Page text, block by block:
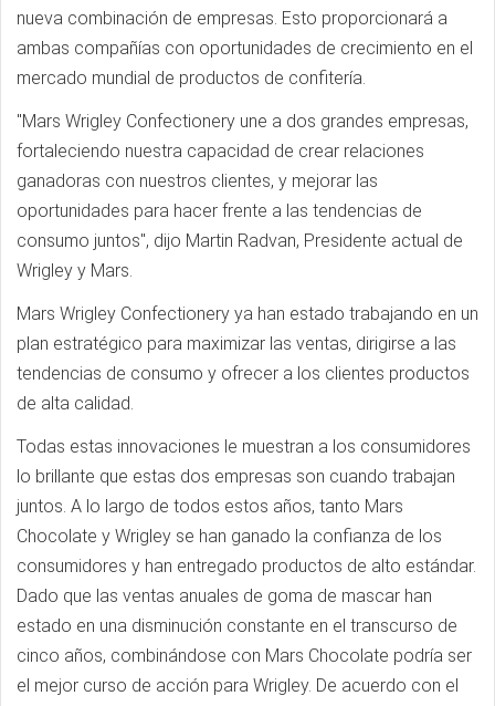
nueva combinación de empresas. Esto proporcionará a
ambas compañías con oportunidades de crecimiento en el
mercado mundial de productos de confitería.
"Mars Wrigley Confectionery une a dos grandes empresas,
fortaleciendo nuestra capacidad de crear relaciones
ganadoras con nuestros clientes, y mejorar las
oportunidades para hacer frente a las tendencias de
consumo juntos", dijo Martin Radvan, Presidente actual de
Wrigley y Mars.
Mars Wrigley Confectionery ya han estado trabajando en un
plan estratégico para maximizar las ventas, dirigirse a las
tendencias de consumo y ofrecer a los clientes productos
de alta calidad.
Todas estas innovaciones le muestran a los consumidores
lo brillante que estas dos empresas son cuando trabajan
juntos. A lo largo de todos estos años, tanto Mars
Chocolate y Wrigley se han ganado la confianza de los
consumidores y han entregado productos de alto estándar.
Dado que las ventas anuales de goma de mascar han
estado en una disminución constante en el transcurso de
cinco años, combinándose con Mars Chocolate podría ser
el mejor curso de acción para Wrigley. De acuerdo con el